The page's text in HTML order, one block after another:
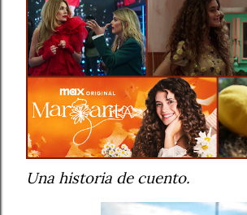
Una historia de cuento.